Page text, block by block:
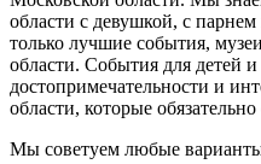
области с девушкой, с
только лучшие события,
области. События для детей
достопримечательности и
области, которые
Мы советуем любые